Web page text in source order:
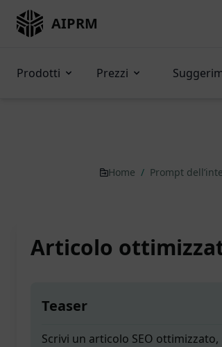
AIPRM
Prodotti Prezzi
Home / Prompt
Articolo
Teaser
Scrivi un articolo SEO